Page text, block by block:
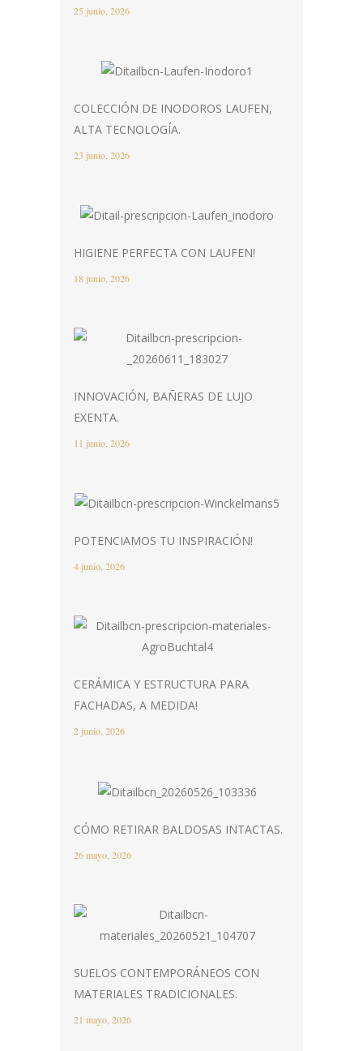
25 junio, 2026
COLECCIÓN DE INODOROS LAUFEN,
ALTA TECNOLOGÍA.
23 junio, 2026
HIGIENE PERFECTA CON LAUFEN!
18 junio, 2026
INNOVACIÓN, BAÑERAS DE LUJO
EXENTA.
11 junio, 2026
POTENCIAMOS TU INSPIRACIÓN!
4 junio, 2026
CERÁMICA Y ESTRUCTURA PARA
FACHADAS, A MEDIDA!
2 junio, 2026
CÓMO RETIRAR BALDOSAS INTACTAS.
26 mayo, 2026
SUELOS CONTEMPORÁNEOS CON
MATERIALES TRADICIONALES.
21 mayo, 2026